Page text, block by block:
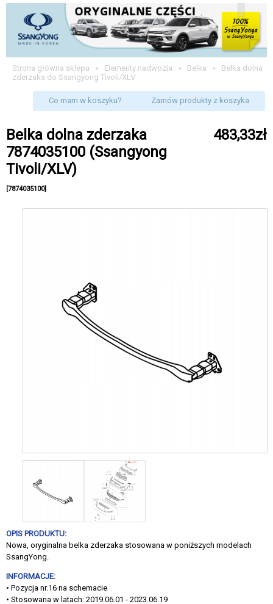
Strona główna sklepu » Elementy nadwozia » Belka » Belka dolna
zderzaka do Ssangyong Tivoli/XLV
Co mam w koszyku? Zamów produkty z koszyka
483,33zł
Belka dolna zderzaka
7874035100 (Ssangyong
Tivoli/XLV)
[7874035100]
OPIS PRODUKTU:
Nowa, oryginalna belka zderzaka stosowana w poniższych modelach
SsangYong.
INFORMACJE:
• Pozycja nr.16 na schemacie
• Stosowana w latach: 2019.06.01 - 2023.06.19